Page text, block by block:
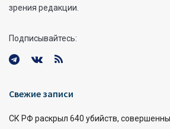
зрения редакции.
Подписывайтесь:
Свежие записи
СК РФ раскрыл 640 убийств,